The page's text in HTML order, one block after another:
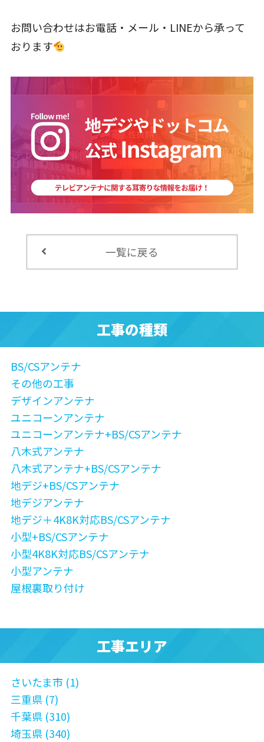
お問い合わせはお電話・メール・LINEから承って
おります
一覧に戻る
工事の種類
BS/CSアンテナ
その他の工事
デザインアンテナ
ユニコーンアンテナ
ユニコーンアンテナ+BS/CSアンテナ
八木式アンテナ
八木式アンテナ+BS/CSアンテナ
地デジ+BS/CSアンテナ
地デジアンテナ
地デジ＋4K8K対応BS/CSアンテナ
小型+BS/CSアンテナ
小型4K8K対応BS/CSアンテナ
小型アンテナ
屋根裏取り付け
工事エリア
さいたま市 (1)
三重県 (7)
千葉県 (310)
埼玉県 (340)